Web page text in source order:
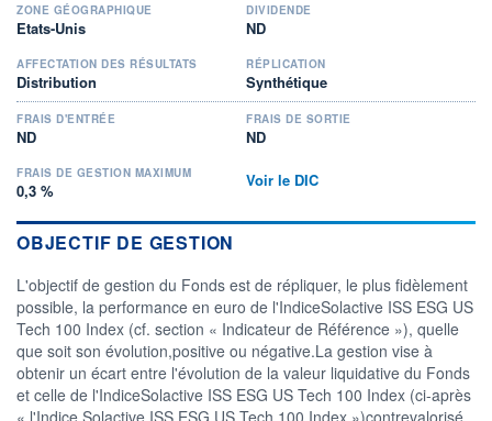
ZONE GÉOGRAPHIQUE
Etats-Unis
DIVIDENDE
ND
AFFECTATION DES RÉSULTATS
Distribution
RÉPLICATION
Synthétique
FRAIS D'ENTRÉE
ND
FRAIS DE SORTIE
ND
FRAIS DE GESTION MAXIMUM
0,3 %
Voir le DIC
OBJECTIF DE GESTION
L'objectif de gestion du Fonds est de répliquer, le plus fidèlement
possible, la performance en euro de l'IndiceSolactive ISS ESG US
Tech 100 Index (cf. section « Indicateur de Référence »), quelle
que soit son évolution,positive ou négative.La gestion vise à
obtenir un écart entre l'évolution de la valeur liquidative du Fonds
et celle de l'IndiceSolactive ISS ESG US Tech 100 Index (ci-après
« l'Indice Solactive ISS ESG US Tech 100 Index »)contrevalorisé